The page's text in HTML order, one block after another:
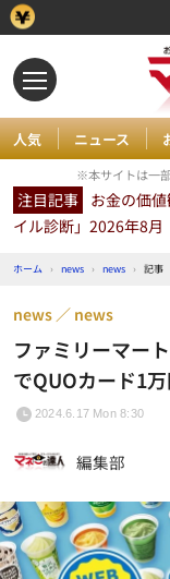
人気 ニュース
※本サイトは一
注目記事 お金の価
イル診断」2026年8月
ホーム › news › news › 記事
ファミリーマー
でQUOカード1
news news
2024.6.17 Mon 8:30
編集部